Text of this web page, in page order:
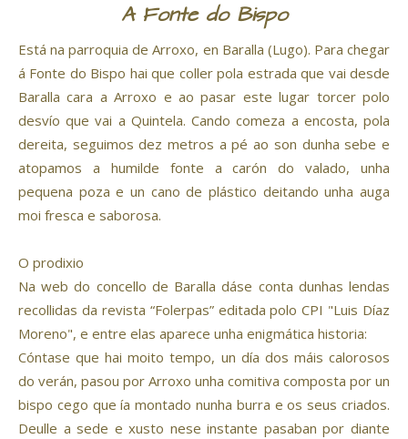
A Fonte do Bispo
Está na parroquia de Arroxo, en Baralla (Lugo). Para chegar
á Fonte do Bispo hai que coller pola estrada que vai desde
Baralla cara a Arroxo e ao pasar este lugar torcer polo
desvío que vai a Quintela. Cando comeza a encosta, pola
dereita, seguimos dez metros a pé ao son dunha sebe e
atopamos a humilde fonte a carón do valado, unha
pequena poza e un cano de plástico deitando unha auga
moi fresca e saborosa.
O prodixio
Na web do concello de Baralla dáse conta dunhas lendas
recollidas da revista “Folerpas” editada polo CPI "Luis Díaz
Moreno", e entre elas aparece unha enigmática historia:
Cóntase que hai moito tempo, un día dos máis calorosos
do verán, pasou por Arroxo unha comitiva composta por un
bispo cego que ía montado nunha burra e os seus criados.
Deulle a sede e xusto nese instante pasaban por diante